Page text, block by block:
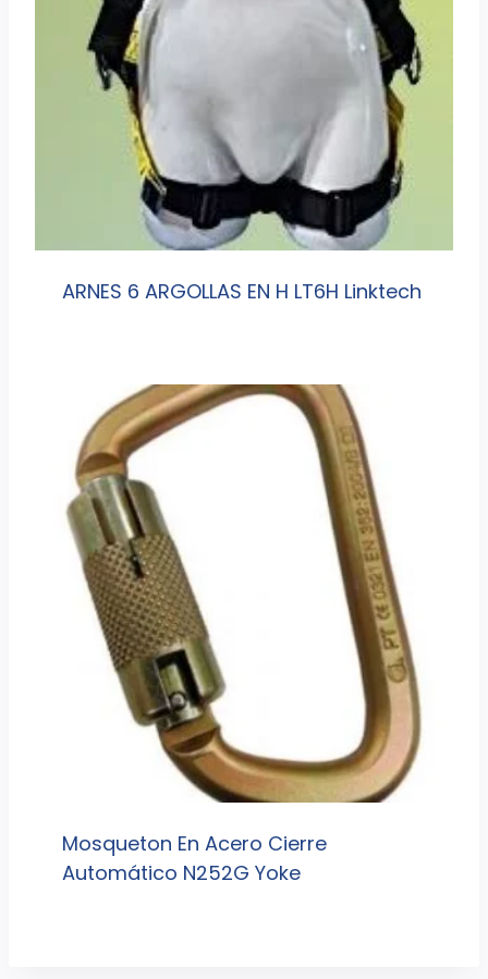
ARNES 6 ARGOLLAS EN H LT6H Linktech
Mosqueton En Acero Cierre
Automático N252G Yoke